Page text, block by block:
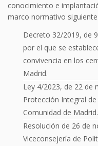
conocimiento e
marco normativo siguiente.
Decreto 32/2019, de
por el que se
convivencia en los
Madrid.
Ley 4/2023, de 22 de
Protección Integral
Comunidad de Madrid.
Resolución de 26 de
Viceconsejería de